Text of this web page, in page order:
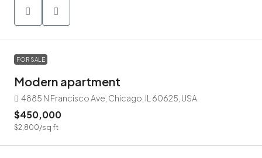
FOR SALE
Modern apartment
4885 N Francisco Ave, Chicago, IL 60625, USA
$450,000
$2,800/sq ft